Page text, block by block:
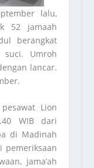
lalu,
52 jamaah
berangkat
Umroh
lancar.
Lion
WIB dari
di Madinah
pemeriksaan
jama’ah